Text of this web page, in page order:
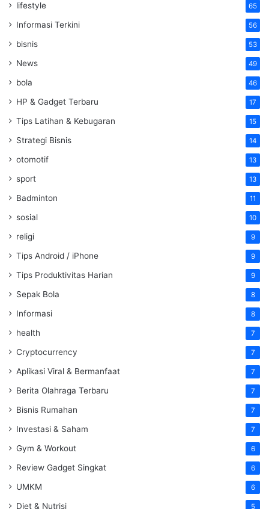
lifestyle 65
Informasi Terkini 56
bisnis 53
News 49
bola 46
HP & Gadget Terbaru 17
Tips Latihan & Kebugaran 15
Strategi Bisnis 14
otomotif 13
sport 13
Badminton 11
sosial 10
religi 9
Tips Android / iPhone 9
Tips Produktivitas Harian 9
Sepak Bola 8
Informasi 8
health 7
Cryptocurrency 7
Aplikasi Viral & Bermanfaat 7
Berita Olahraga Terbaru 7
Bisnis Rumahan 7
Investasi & Saham 7
Gym & Workout 6
Review Gadget Singkat 6
UMKM 6
Diet & Nutrisi 5